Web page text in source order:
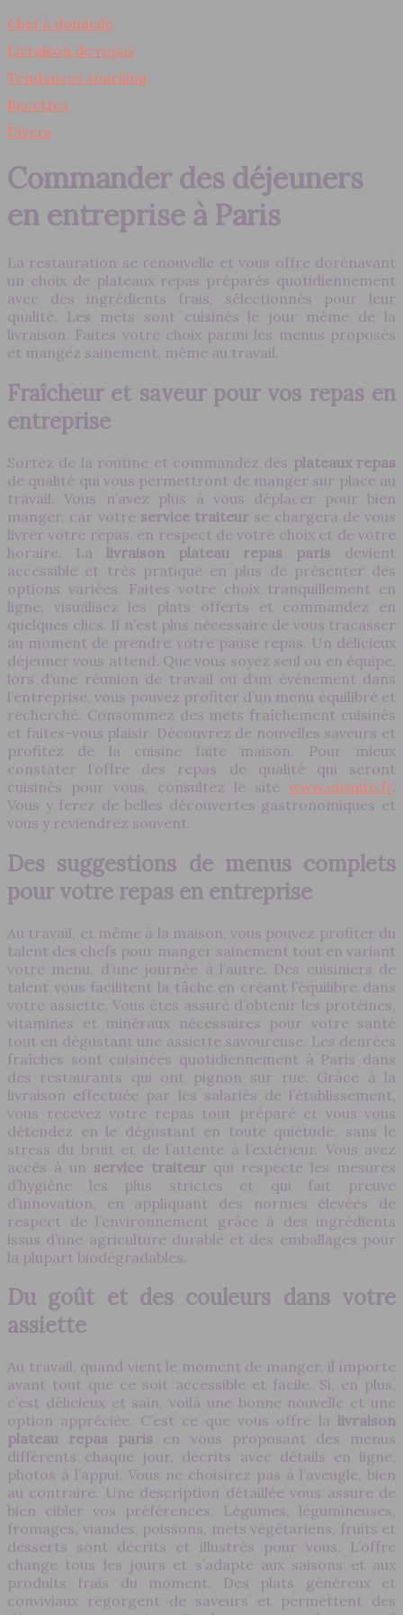
Chef à domicile
Livraison de repas
Tendances snacking
Recettes
Divers
Commander des déjeuners
en entreprise à Paris
La restauration se renouvelle et vous offre dorénavant
un choix de plateaux repas préparés quotidiennement
avec des ingrédients frais, sélectionnés pour leur
qualité. Les mets sont cuisinés le jour même de la
livraison. Faites votre choix parmi les menus proposés
et mangez sainement, même au travail.
Fraîcheur et saveur pour vos repas en
entreprise
Sortez de la routine et commandez des plateaux repas
de qualité qui vous permettront de manger sur place au
travail. Vous n’avez plus à vous déplacer pour bien
manger, car votre service traiteur se chargera de vous
livrer votre repas, en respect de votre choix et de votre
horaire. La livraison plateau repas paris devient
accessible et très pratique en plus de présenter des
options variées. Faites votre choix tranquillement en
ligne, visualisez les plats offerts et commandez en
quelques clics. Il n’est plus nécessaire de vous tracasser
au moment de prendre votre pause repas. Un délicieux
déjeuner vous attend. Que vous soyez seul ou en équipe,
lors d’une réunion de travail ou d’un événement dans
l’entreprise, vous pouvez profiter d’un menu équilibré et
recherché. Consommez des mets fraîchement cuisinés
et faites-vous plaisir. Découvrez de nouvelles saveurs et
profitez de la cuisine faite maison. Pour mieux
constater l’offre des repas de qualité qui seront
cuisinés pour vous, consultez le site www.ensuite.fr.
Vous y ferez de belles découvertes gastronomiques et
vous y reviendrez souvent.
Des suggestions de menus complets
pour votre repas en entreprise
Au travail, et même à la maison, vous pouvez profiter du
talent des chefs pour manger sainement tout en variant
votre menu, d’une journée à l’autre. Des cuisiniers de
talent vous facilitent la tâche en créant l’équilibre dans
votre assiette. Vous êtes assuré d’obtenir les protéines,
vitamines et minéraux nécessaires pour votre santé
tout en dégustant une assiette savoureuse. Les denrées
fraîches sont cuisinées quotidiennement à Paris dans
des restaurants qui ont pignon sur rue. Grâce à la
livraison effectuée par les salariés de l’établissement,
vous recevez votre repas tout préparé et vous vous
détendez en le dégustant en toute quiétude, sans le
stress du bruit et de l’attente à l’extérieur. Vous avez
accès à un service traiteurqui respecte les mesures
d’hygiène les plus strictes et qui fait preuve
d’innovation, en appliquant des normes élevées de
respect de l’environnement grâce à des ingrédients
issus d’une agriculture durable et des emballages pour
la plupart biodégradables.
Du goût et des couleurs dans votre
assiette
Au travail, quand vient le moment de manger, il importe
avant tout que ce soit accessible et facile. Si, en plus,
c’est délicieux et sain, voilà une bonne nouvelle et une
option appréciée. C’est ce que vous offre la livraison
plateau repas paris en vous proposant des menus
différents chaque jour, décrits avec détails en ligne,
photos à l’appui. Vous ne choisirez pas à l’aveugle, bien
au contraire. Une description détaillée vous assure de
bien cibler vos préférences. Légumes, légumineuses,
fromages, viandes, poissons, mets végétariens, fruits et
desserts sont décrits et illustrés pour vous. L’offre
change tous les jours et s’adapte aux saisons et aux
produits frais du moment. Des plats généreux et
conviviaux regorgent de saveurs et permettent des